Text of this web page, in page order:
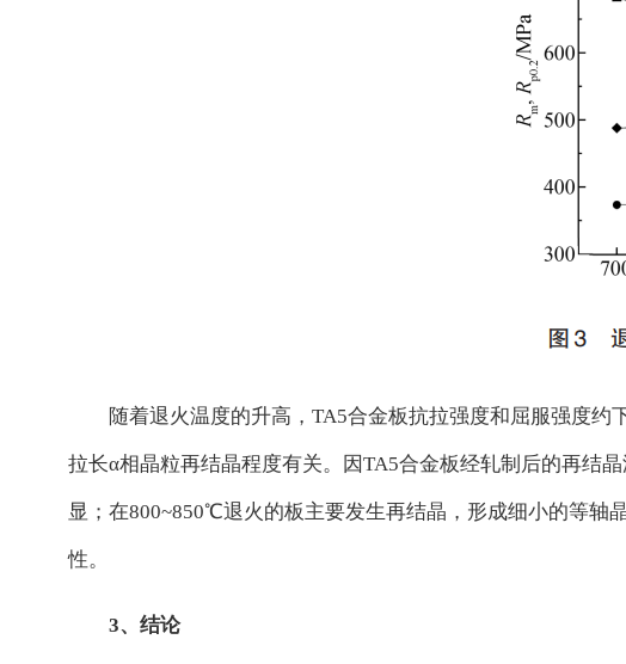
随着退火温度的升高，TA5合金板抗拉强度和屈服强度
拉长α相晶粒再结晶程度有关。因TA5合金板经轧制后的再结
显；在800~850℃退火的板主要发生再结晶，形成细小的等
性。
3、结论